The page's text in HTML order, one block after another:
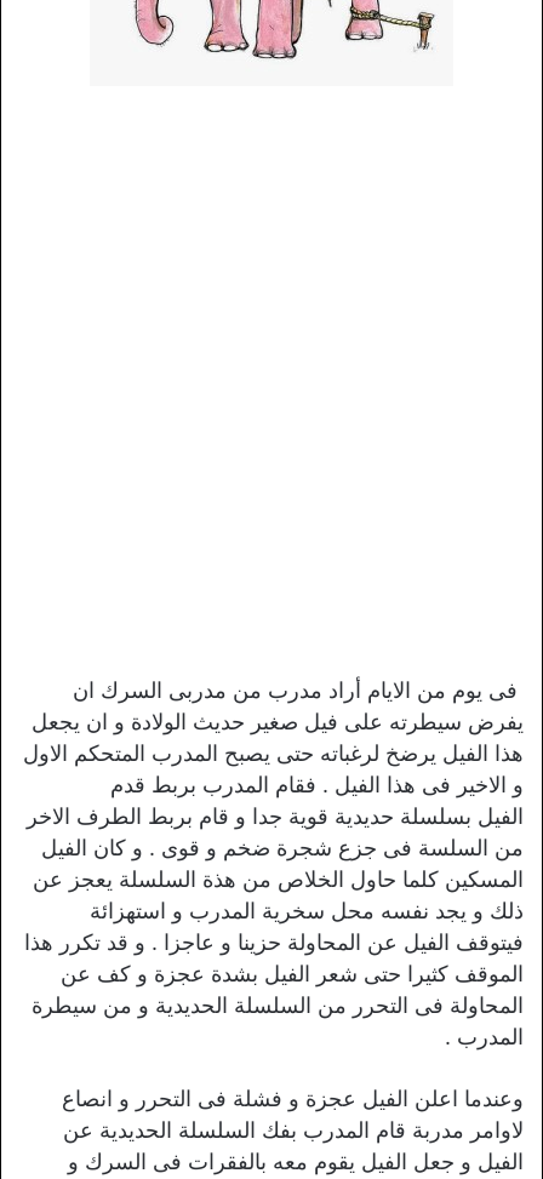
فى يوم من الايام أراد مدرب من مدربى السرك ان
يفرض سيطرته على فيل صغير حديث الولادة و ان يجعل
هذا الفيل يرضخ لرغباته حتى يصبح المدرب المتحكم الاول
و الاخير فى هذا الفيل . فقام المدرب بربط قدم
الفيل بسلسلة حديدية قوية جدا و قام بربط الطرف الاخر
من السلسة فى جزع شجرة ضخم و قوى . و كان الفيل
المسكين كلما حاول الخلاص من هذة السلسلة يعجز عن
ذلك و يجد نفسه محل سخرية المدرب و استهزائة
فيتوقف الفيل عن المحاولة حزينا و عاجزا . و قد تكرر هذا
الموقف كثيرا حتى شعر الفيل بشدة عجزة و كف عن
المحاولة فى التحرر من السلسلة الحديدية و من سيطرة
المدرب .
وعندما اعلن الفيل عجزة و فشلة فى التحرر و انصاع
لاوامر مدربة قام المدرب بفك السلسلة الحديدية عن
الفيل و جعل الفيل يقوم معه بالفقرات فى السرك و